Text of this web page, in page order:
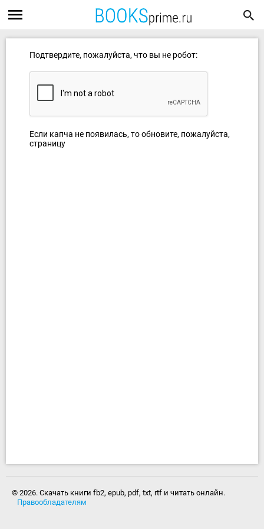
Подтвердите, пожалуйста, что вы не робот:
Если капча не появилась, то обновите, пожалуйста,
страницу
© 2026. Скачать книги fb2, epub, pdf, txt, rtf и читать онлайн.
Правообладателям